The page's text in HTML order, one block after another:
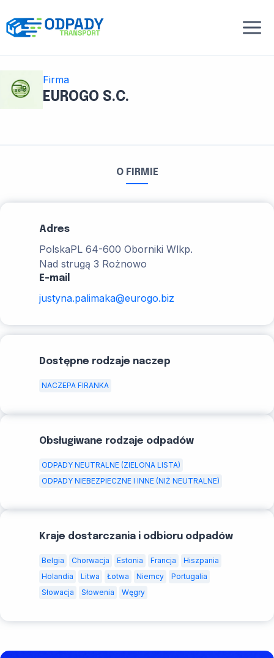
do
treści
Firma
EUROGO S.C.
O FIRMIE
Adres
PolskaPL 64-600 Oborniki Wlkp.
Nad strugą 3 Rożnowo
E-mail
justyna.palimaka@eurogo.biz
Dostępne rodzaje naczep
NACZEPA FIRANKA
Obsługiwane rodzaje odpadów
ODPADY NEUTRALNE (ZIELONA LISTA)
ODPADY NIEBEZPIECZNE I INNE (NIŻ NEUTRALNE)
Kraje dostarczania i odbioru odpadów
Belgia Chorwacja Estonia Francja
Hiszpania
Holandia
Litwa Łotwa Niemcy
Portugalia
Słowacja
Słowenia Węgry